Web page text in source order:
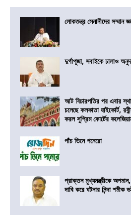
লোকতন্ত্র সেনানীদের সম্মান
দুর্গাপূজা, সবাইকে ঢালাও
আট বিচারপতির পর এবার
চলেছে কলকাতা হাইকোর্ট,
করল সুপ্রিম কোর্টের
পাঁচ তিনে পনেরো
প্রাক্তন মুখ্যমন্ত্রীকে
দাবি করে ঘটনার নিন্দা শমীক